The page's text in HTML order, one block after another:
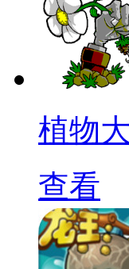
植物
查看